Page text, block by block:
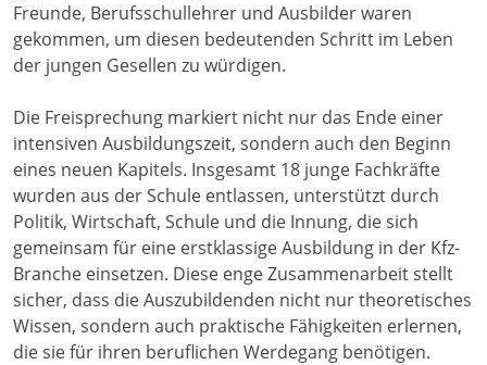
Freunde, Berufsschullehrer und Ausbilder waren
gekommen, um diesen bedeutenden Schritt im Leben
der jungen Gesellen zu würdigen.
Die Freisprechung markiert nicht nur das Ende einer
intensiven Ausbildungszeit, sondern auch den Beginn
eines neuen Kapitels. Insgesamt 18 junge Fachkräfte
wurden aus der Schule entlassen, unterstützt durch
Politik, Wirtschaft, Schule und die Innung, die sich
gemeinsam für eine erstklassige Ausbildung in der Kfz-
Branche einsetzen. Diese enge Zusammenarbeit stellt
sicher, dass die Auszubildenden nicht nur theoretisches
Wissen, sondern auch praktische Fähigkeiten erlernen,
die sie für ihren beruflichen Werdegang benötigen.